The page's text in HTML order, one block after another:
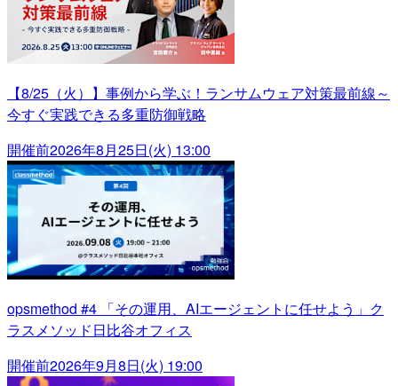
【8/25（火）】事例から学ぶ！ランサムウェア対策最前線～
今すぐ実践できる多重防御戦略
開催前2026年8月25日(火) 13:00
opsmethod #4 「その運用、AIエージェントに任せよう」ク
ラスメソッド日比谷オフィス
開催前2026年9月8日(火) 19:00